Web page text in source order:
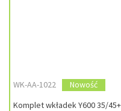
WK-AA-1022
Nowość
Komplet wkładek Y600 35/